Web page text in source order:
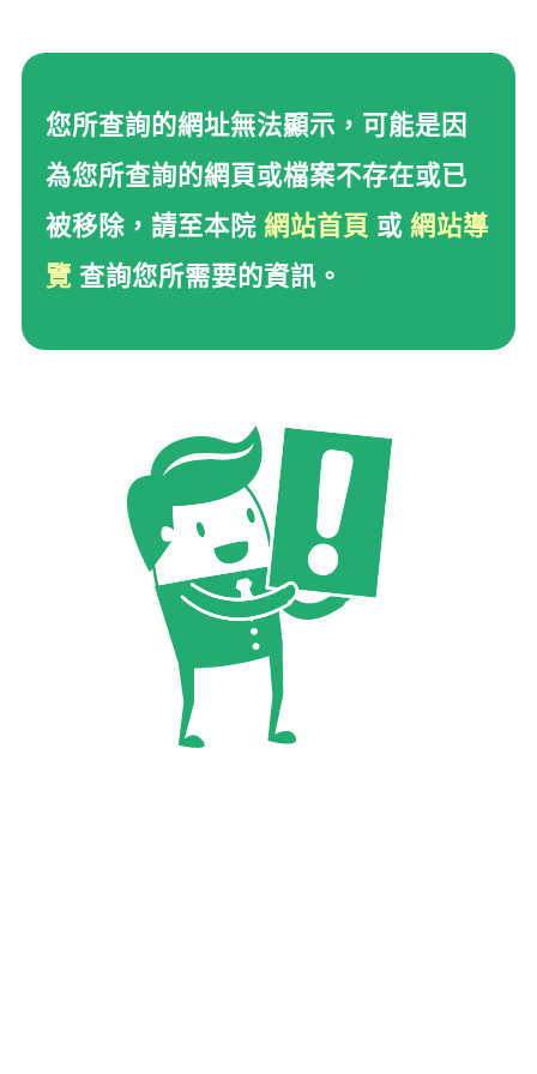
您所查詢的網址無法顯示，可能是因
為您所查詢的網頁或檔案不存在或已
被移除，請至本院 網站首頁 或 網站導
覽 查詢您所需要的資訊。